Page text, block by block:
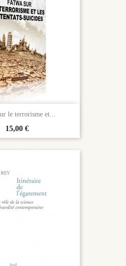
le terrorisme et...
Prix
15,00 €